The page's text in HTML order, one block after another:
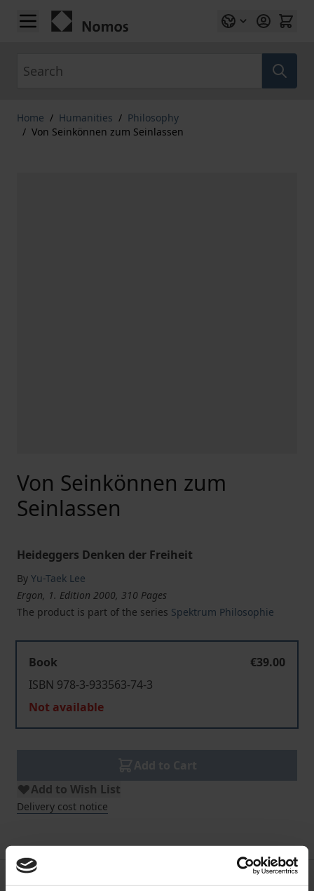
Skip to Content
Home / Humanities / Philosophy
/ Von Seinkönnen zum Seinlassen
Von Seinkönnen zum
Seinlassen
Heideggers Denken der Freiheit
By Yu-Taek Lee
Ergon, 1. Edition 2000, 310 Pages
The product is part of the series Spektrum Philosophie
Book
€39.00
ISBN 978-3-933563-74-3
Not available
Add to Wish List
Delivery cost notice
Bibliographical data